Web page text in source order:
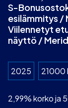
S-
esilämmitys /
Viilennetyt
näyttö /
2025 21000
2,99% korko ja